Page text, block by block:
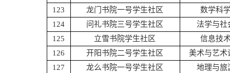
123
龙门书院一号学生社区
数学科
124
问礼书院三号学生社区
法学与社
125
立雪书院学生社区
信息技
126
开阳书院二号学生社区
美术与艺术
127
龙么书院一号学生社区
地理与旅